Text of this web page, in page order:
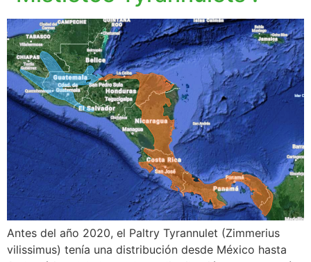
Antes del año 2020, el Paltry Tyrannulet (Zimmerius
vilissimus) tenía una distribución desde México hasta